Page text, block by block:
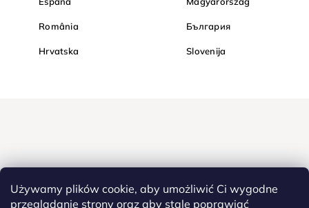
Używamy plików cookie, aby umożliwić Ci wygodne
przeglądanie strony oraz aby stale poprawiać
România България
Hrvatska Slovenija